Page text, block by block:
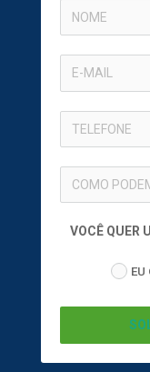
VOCÊ QUER
EU